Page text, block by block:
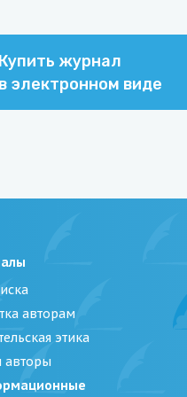
Купить журнал
в электронном виде
авторам
этика
авторы